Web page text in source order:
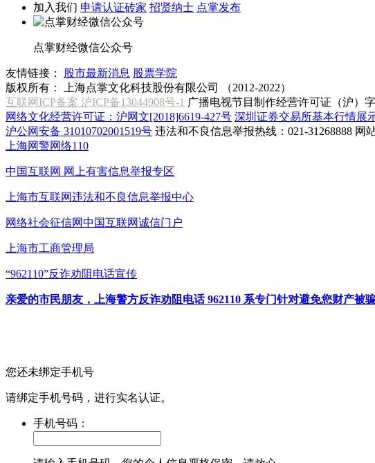
加入我们 申请认证砖家 招贤纳士 点掌发布
点掌财经微信公众号
友情链接： 股市最新消息 股票学院
版权所有：
上海点掌文化科技股份有限公司 （2012-2022）
互联网ICP备案 沪ICP备13044908号-1 广播电视节目制作经营许可证（沪）
网络文化经营许可证：沪网文[2018]6619-427号 深圳证券交易所基本行情展
沪公网安备 31010702001519号 违法和不良信息举报热线：021-31268888 网
上海网警网络110
中国互联网 网上有害信息举报专区
上海市互联网违法和不良信息举报中心
网络社会征信网中国互联网诚信门户
上海市工商管理局
“962110”反诈劝阻电话宣传
亲爱的市民朋友，上海警方反诈劝阻电话 962110 系专门针对避免您财产被
您还未绑定手机号
请绑定手机号码，进行实名认证。
手机号码：